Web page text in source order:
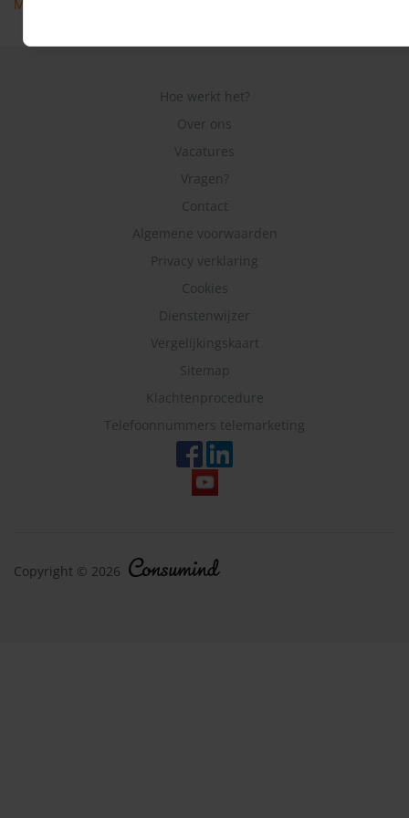
Meer veel gestelde vragen
Hoe werkt het?
Over ons
Vacatures
Vragen?
Contact
Algemene voorwaarden
Privacy verklaring
Cookies
Dienstenwijzer
Vergelijkingskaart
Sitemap
Klachtenprocedure
Telefoonnummers telemarketing
Copyright © 2026